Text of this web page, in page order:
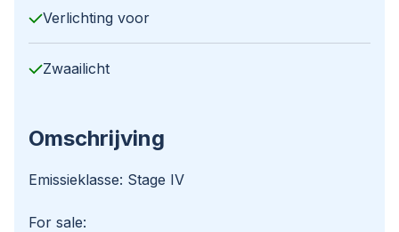
Verlichting voor
Zwaailicht
Omschrijving
Emissieklasse: Stage IV
For sale: